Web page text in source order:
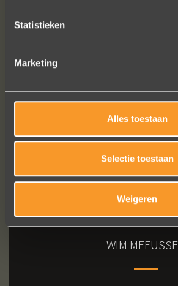
Statistieken
Marketing
Alles toestaan
Selectie toestaan
Weigeren
WIM